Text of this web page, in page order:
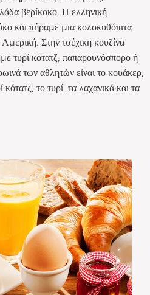
βερίκοκο. Η ελληνική
και πήραμε μια κολοκυθόπιτα
Στην τσέχικη κουζίνα
τυρί κότατζ, παπαρουνόσπορο ή
των αθλητών είναι το κουάκερ,
κότατζ, το τυρί, τα λαχανικά και τα